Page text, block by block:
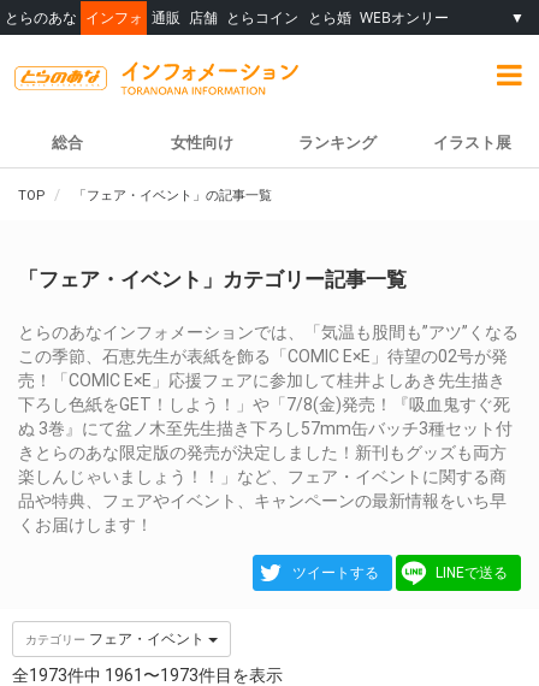
とらのあな インフォ 通販 店舗 とらコイン とら婚 WEBオンリー ▼
総合 女性向け ランキング イラスト展
TOP 「フェア・イベント」の記事一覧
「フェア・イベント」カテゴリー記事一覧
とらのあなインフォメーションでは、「気温も股間も”アツ”くなる
この季節、石恵先生が表紙を飾る「COMIC E×E」待望の02号が発
売！「COMIC E×E」応援フェアに参加して桂井よしあき先生描き
下ろし色紙をGET！しよう！」や「7/8(金)発売！『吸血鬼すぐ死
ぬ 3巻』にて盆ノ木至先生描き下ろし57mm缶バッチ3種セット付
きとらのあな限定版の発売が決定しました！新刊もグッズも両方
楽しんじゃいましょう！！」など、フェア・イベントに関する商
品や特典、フェアやイベント、キャンペーンの最新情報をいち早
くお届けします！
ツイートする LINEで送る
カテゴリー フェア・イベント
全1973件中 1961〜1973件目を表示